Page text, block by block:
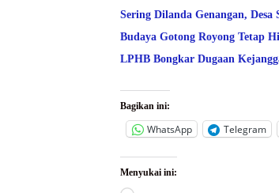
Sering Dilanda Genangan,
Budaya Gotong Royong Tetap
LPHB Bongkar Dugaan
Bagikan ini:
WhatsApp Telegram
Menyukai ini: